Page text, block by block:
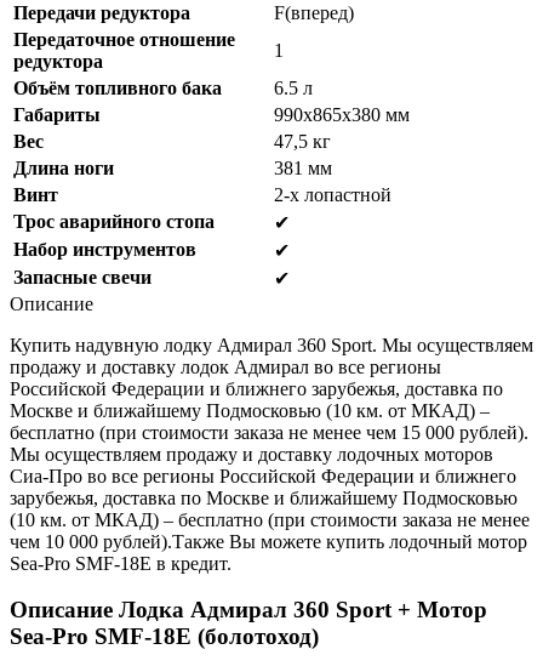
Передачи редуктора
F(вперед)
Передаточное отношение
редуктора
1
Объём топливного бака
6.5 л
Габариты
990х865х380 мм
Вес
47,5 кг
Длина ноги
381 мм
Винт
2-х лопастной
Трос аварийного стопа
✔
Набор инструментов
✔
Запасные свечи
✔
Описание
Купить надувную лодку Адмирал 360 Sport. Мы осуществляем
продажу и доставку лодок Адмирал во все регионы
Российской Федерации и ближнего зарубежья, доставка по
Москве и ближайшему Подмосковью (10 км. от МКАД) –
бесплатно (при стоимости заказа не менее чем 15 000 рублей).
Мы осуществляем продажу и доставку лодочных моторов
Сиа-Про во все регионы Российской Федерации и ближнего
зарубежья, доставка по Москве и ближайшему Подмосковью
(10 км. от МКАД) – бесплатно (при стоимости заказа не менее
чем 10 000 рублей).Также Вы можете купить лодочный мотор
Sea-Pro SMF-18Е в кредит.
Описание Лодка Адмирал 360 Sport + Мотор
Sea-Pro SMF-18Е (болотоход)